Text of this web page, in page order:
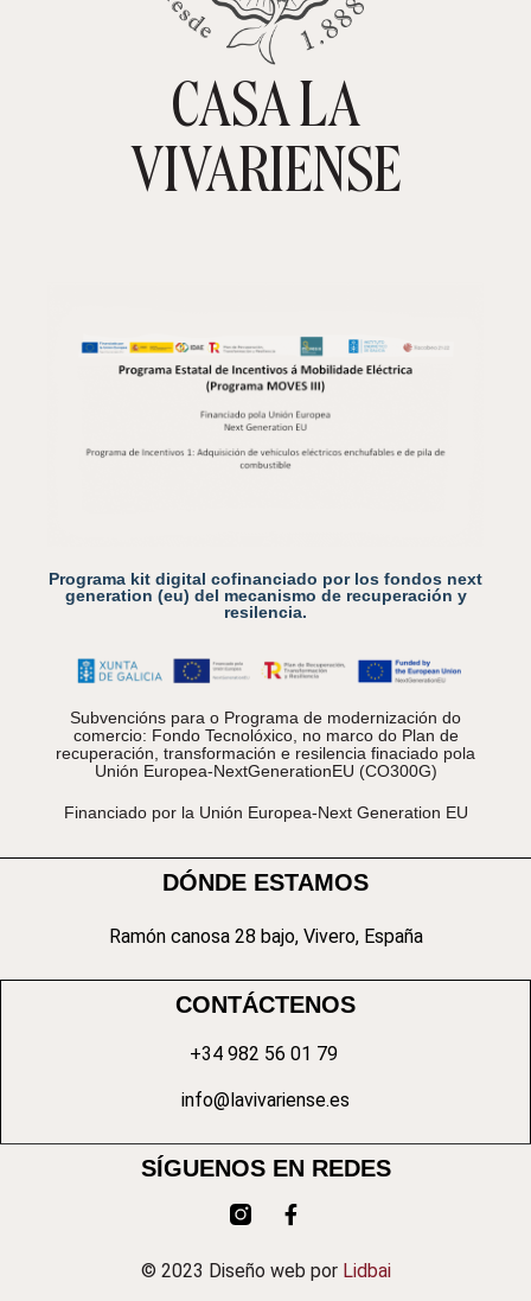
TIENDA ONLINECASA LA
VIVARIENSE
Programa kit digital cofinanciado por los fondos next
generation (eu) del mecanismo de recuperación y
resilencia.
Subvencións para o Programa de modernización do
comercio: Fondo Tecnolóxico, no marco do Plan de
recuperación, transformación e resilencia finaciado pola
Unión Europea-NextGenerationEU (CO300G)
Financiado por la Unión Europea-Next Generation EU
DÓNDE ESTAMOS
Ramón canosa 28 bajo, Vivero, España
CONTÁCTENOS
+34 982 56 01 79
info@lavivariense.es
SÍGUENOS EN REDES
© 2023 Diseño web por Lidbai